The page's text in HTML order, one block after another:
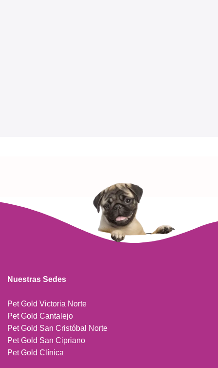
Nuestras Sedes
Pet Gold Victoria Norte
Pet Gold Cantalejo
Pet Gold San Cristóbal Norte
Pet Gold San Cipriano
Pet Gold Clínica